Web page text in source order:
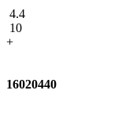
4.4
10
+
16020440